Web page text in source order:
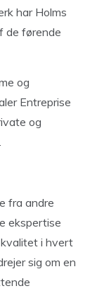
har Holms
de førende
og
Entreprise
og
fra andre
ekspertise
i hvert
sig om en